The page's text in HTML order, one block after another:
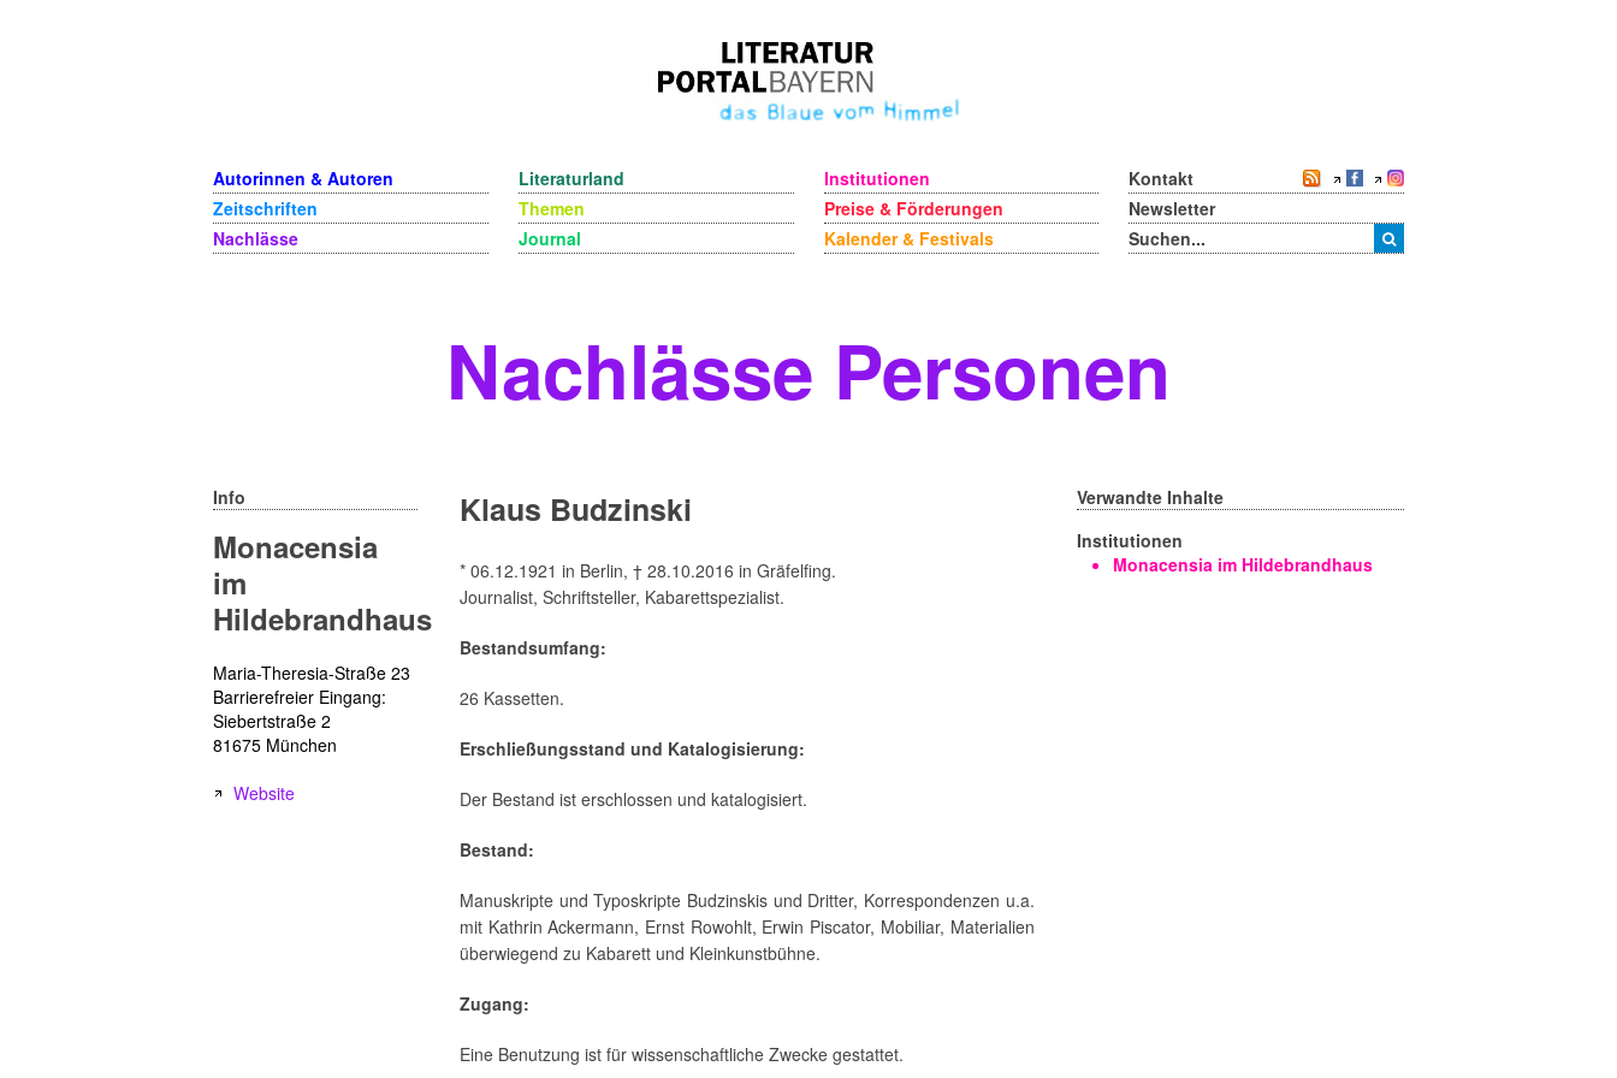
Autorinnen & Autoren
Zeitschriften
Nachlässe
Literaturland
Themen
Journal
Institutionen
Preise & Förderungen
Kalender & Festivals
Kontakt
Newsletter
Nachlässe Personen
Info
Monacensia
im
Hildebrandhaus
Maria-Theresia-Straße 23
Barrierefreier Eingang:
Siebertstraße 2
81675 München
Website
Klaus Budzinski
* 06.12.1921 in Berlin, † 28.10.2016 in Gräfelfing.
Journalist, Schriftsteller, Kabarettspezialist.
Bestandsumfang:
26 Kassetten.
Erschließungsstand und Katalogisierung:
Der Bestand ist erschlossen und katalogisiert.
Bestand:
Manuskripte und Typoskripte Budzinskis und Dritter, Korrespondenzen u.a.
mit Kathrin Ackermann, Ernst Rowohlt, Erwin Piscator, Mobiliar, Materialien
überwiegend zu Kabarett und Kleinkunstbühne.
Zugang:
Eine Benutzung ist für wissenschaftliche Zwecke gestattet.
Verwandte Inhalte
Institutionen
Monacensia im Hildebrandhaus